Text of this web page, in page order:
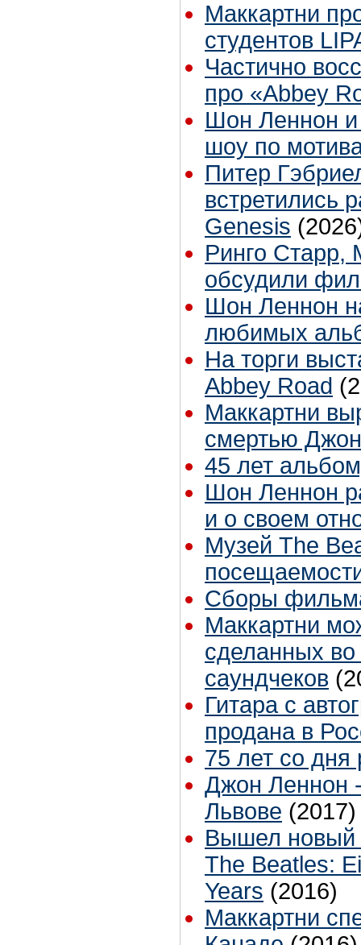
Маккартни
студентов
Частично
про «Abbey
Шон Леннон и
шоу по
Питер
встретились
Genesis
Ринго Старр,
обсудили
Шон Леннон
любимых
На торги
Abbey Road
Маккартни
смертью
45 лет
Шон Леннон
и о своем
Музей The
Сборы
Маккартни
сделанных
саундчеков
Гитара с
продана в
75 лет со
Джон Леннон
Львове (2017)
Вышел новый
The Beatles:
Years (2016)
Маккартни